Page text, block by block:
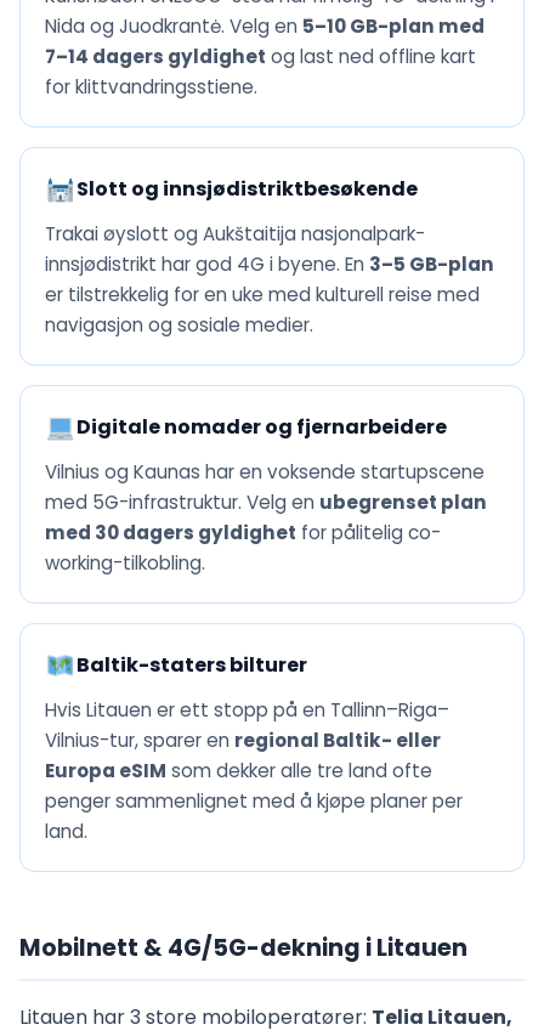
Nida og Juodkrantė. Velg en 5–10 GB-plan med
7–14 dagers gyldighet og last ned offline kart
for klittvandringsstiene.
Slott og innsjødistriktbesøkende
Trakai øyslott og Aukštaitija nasjonalpark-
innsjødistrikt har god 4G i byene. En 3–5 GB-plan
er tilstrekkelig for en uke med kulturell reise med
navigasjon og sosiale medier.
Digitale nomader og fjernarbeidere
Vilnius og Kaunas har en voksende startupscene
med 5G-infrastruktur. Velg en ubegrenset plan
med 30 dagers gyldighet for pålitelig co-
working-tilkobling.
Baltik-staters bilturer
Hvis Litauen er ett stopp på en Tallinn–Riga–
Vilnius-tur, sparer en regional Baltik- eller
Europa eSIM som dekker alle tre land ofte
penger sammenlignet med å kjøpe planer per
land.
Mobilnett & 4G/5G-dekning i Litauen
Litauen har 3 store mobiloperatører: Telia Litauen,